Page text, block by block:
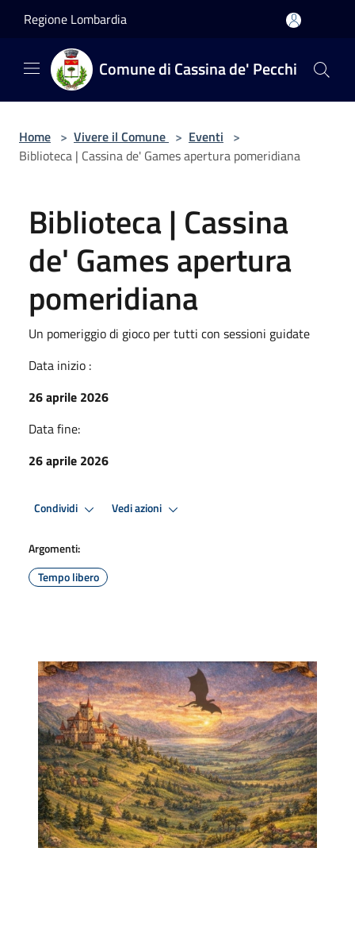
Regione Lombardia
Comune di Cassina de' Pecchi
Home > Vivere il Comune > Eventi >
Biblioteca | Cassina de' Games apertura pomeridiana
Biblioteca | Cassina
de' Games apertura
pomeridiana
Un pomeriggio di gioco per tutti con sessioni guidate
Data inizio :
26 aprile 2026
Data fine:
26 aprile 2026
Condividi Vedi azioni
Argomenti:
Tempo libero